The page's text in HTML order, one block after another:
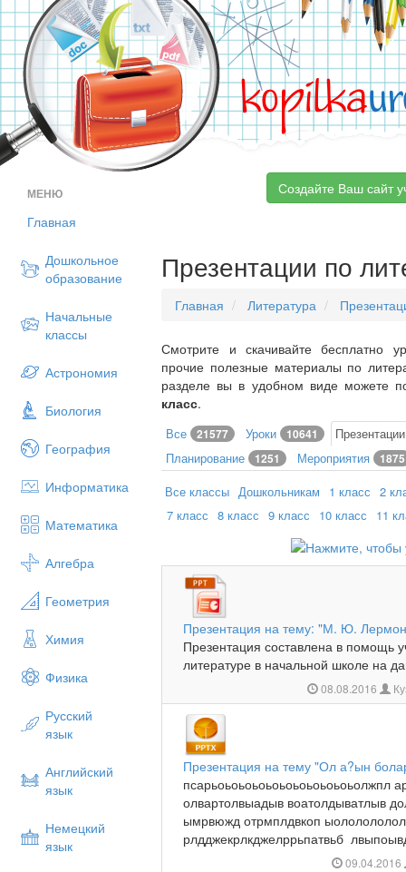
kopilka
МЕНЮ
Главная
Дошкольное
образование
Начальные
классы
Астрономия
Биология
География
Информатика
Математика
Алгебра
Геометрия
Химия
Физика
Русский
язык
Английский
язык
Немецкий
язык
Создайте Ваш сайт
Презентации по
Главная Литература
Смотрите и скачивайте бесплатно
прочие полезные материалы по
разделе вы в удобном виде можете
класс.
Все 21577 Уроки 10641
Планирование 1251 Мероприятия 1875
Все классы Дошкольникам 1 класс 2
7 класс 8 класс 9 класс 10 класс 11
Презентация на тему: "М. Ю.
Презентация составлена в помощь
литературе в начальной школе на
08.08.2016
Презентация на тему "Ол а?ын
псарьоьоьоьоьоьоьоьоьоьоьолжпл
олвартолвыадыв воатолдыватлыв
ымрвюжд отрмплдвкоп
рлдджекрлкджелррьпатвьб
09.04.2016